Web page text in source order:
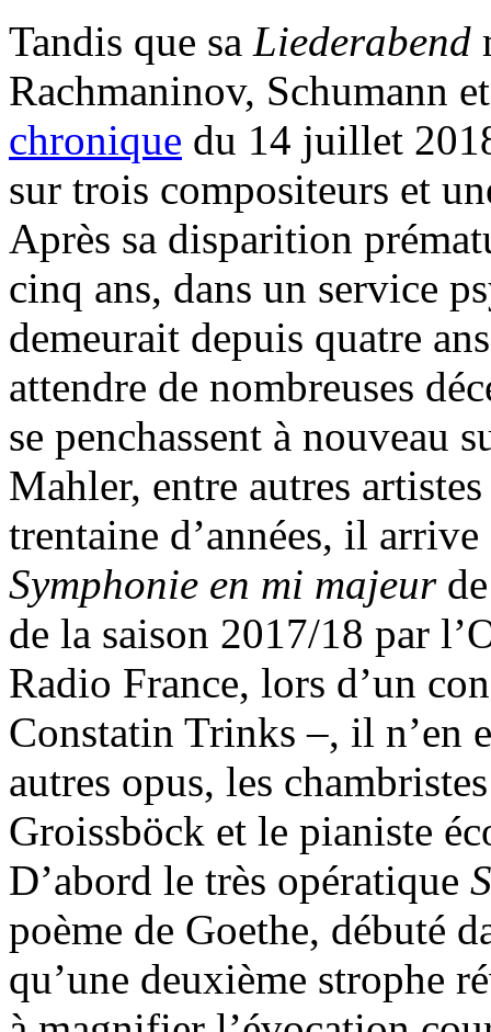
Tandis que sa Liederabend
Rachmaninov, Schumann
chronique du 14 juillet
sur trois compositeurs et
Après sa disparition
cinq ans, dans un service
demeurait depuis quatre
attendre de nombreuses
se penchassent à nouveau
Mahler, entre autres
trentaine d’années, il
Symphonie en mi majeurde
de la saison 2017/18 par
Radio France, lors d’un
Constatin Trinks –, il n’en
autres opus, les
Groissböck et le pianiste
D’abord le très opératique
poème de Goethe, débuté
qu’une deuxième strophe